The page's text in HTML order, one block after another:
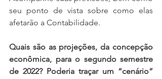
seu ponto de vista sobre como elas
afetarão a Contabilidade.
Quais são as projeções, da concepção
econômica, para o segundo semestre
de 2022? Poderia traçar um “cenário”